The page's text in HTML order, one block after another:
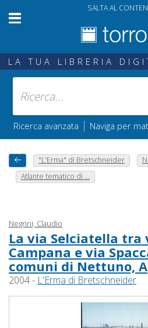
SALTA AL
LA TUA LIBRERIA
Ricerca avanzata | Naviga per
"L'Erma" di Bretschneider
Atlante tematico di ...
Negrini, Claudio
La via Selciatella tra
Campana e via
comuni di Nettuno,
2004 - L'Erma di Bretschneider